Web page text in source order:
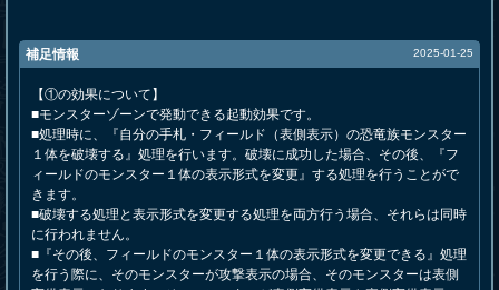
補足情報 2025-01-25
【①の効果について】
■モンスターゾーンで発動できる起動効果です。
■処理時に、『自分の手札・フィールド（表側表示）の恐竜族モンスター
１体を破壊する』処理を行います。破壊に成功した場合、その後、『フ
ィールドのモンスター１体の表示形式を変更』する処理を行うことがで
きます。
■破壊する処理と表示形式を変更する処理を両方行う場合、それらは同時
に行われません。
■『その後、フィールドのモンスター１体の表示形式を変更できる』処理
を行う際に、そのモンスターが攻撃表示の場合、そのモンスターは表側